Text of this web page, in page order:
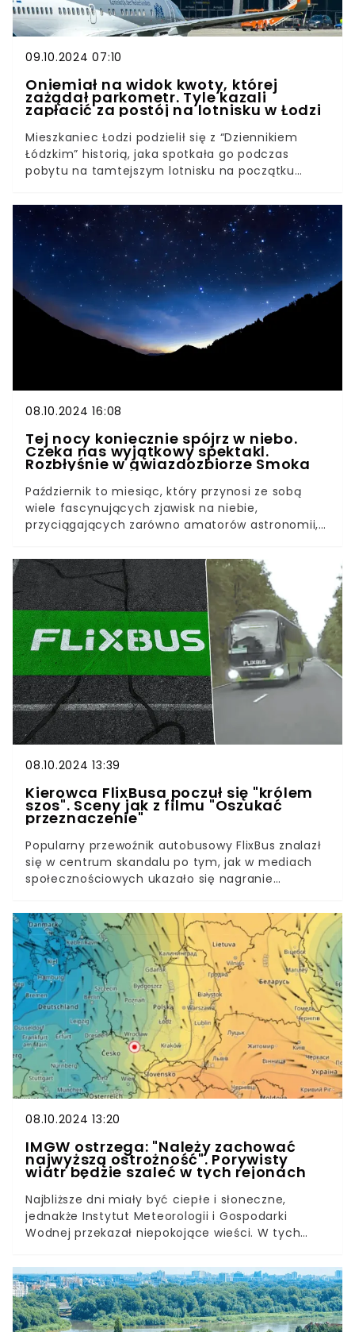
09.10.2024 07:10
Oniemiał na widok kwoty, której
zażądał parkometr. Tyle kazali
zapłacić za postój na lotnisku w Łodzi
Mieszkaniec Łodzi podzielił się z “Dziennikiem
Łódzkim” historią, jaka spotkała go podczas
pobytu na tamtejszym lotnisku na początku
parkometr próbował ściągnąć z jego konta za
krótki postój, który trwał mniej niż 10 min,
przechodziła ludzkie pojęcie.
08.10.2024 16:08
Tej nocy koniecznie spójrz w niebo.
Czeka nas wyjątkowy spektakl.
Rozbłyśnie w gwiazdozbiorze Smoka
Październik to miesiąc, który przynosi ze sobą
wiele fascynujących zjawisk na niebie,
przyciągających zarówno amatorów astronomii,
zmroku warto zadrzeć głowę do góry, bowiem to
nasza szansa na spełnienie najskrytszych
marzeń. Właśnie zbliża się czas Drakonidów, czyli
"spadających gwiazd" lecących z kierunku
gwiazdozbioru Smoka. Na czym polega to
zjawisko i kiedy należy go wypatrywać?
08.10.2024 13:39
Kierowca FlixBusa poczuł się "królem
szos". Sceny jak z filmu "Oszukać
przeznaczenie"
Popularny przewoźnik autobusowy FlixBus znalazł
się w centrum skandalu po tym, jak w mediach
społecznościowych ukazało się nagranie
drodze. Kierowca zielonego autobusu wyprzedzał
auta na tzw. „czołówkę”, o mało co nie
doprowadzając do wypadku. Do sprawy odniósł
się Michał Leman, dyrektor zarządzający
FlixBusem w Polsce.
08.10.2024 13:20
IMGW ostrzega: "Należy zachować
najwyższą ostrożność". Porywisty
wiatr będzie szaleć w tych rejonach
Najbliższe dni miały być ciepłe i słoneczne,
jednakże Instytut Meteorologii i Gospodarki
Wodnej przekazał niepokojące wieści. W tych
porywów wiatru. W tych rejonach mieszkańcy
powinni odpowiednio zabezpieczyć swoje posesje
i uważnie śledzić pojawiające się komunikaty.